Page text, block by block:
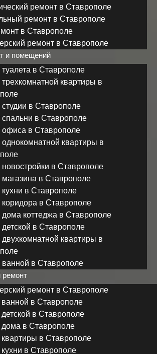
ремонт в Ставрополе
ремонт в Ставрополе
в Ставрополе
ремонт в Ставрополе
и помещений
в Ставрополе
квартиры в
в Ставрополе
спальни в Ставрополе
офиса в Ставрополе
однокомнатной квартиры в
новостройки в Ставрополе
магазина в Ставрополе
кухни в Ставрополе
коридора в Ставрополе
дома коттеджа в Ставрополе
в Ставрополе
квартиры в
ванной в Ставрополе
ремонт
ремонт в Ставрополе
в Ставрополе
в Ставрополе
дома в Ставрополе
в Ставрополе
в Ставрополе